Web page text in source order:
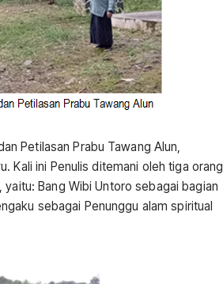
Petilasan Prabu Tawang Alun,
Kali ini Penulis ditemani oleh tiga orang
Bang Wibi Untoro sebagai bagian
sebagai Penunggu alam spiritual